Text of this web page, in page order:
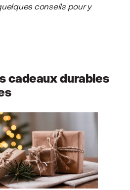
conseils pour y
cadeaux durables